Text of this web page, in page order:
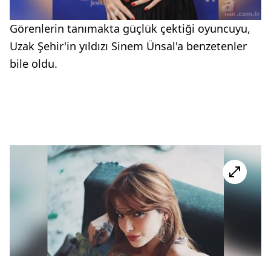
Görenlerin tanımakta güçlük çektiği oyuncuyu,
Uzak Şehir'in yıldızı Sinem Ünsal'a benzetenler
bile oldu.